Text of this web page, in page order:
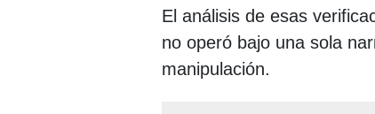
El análisis de esas
no operó bajo una sola
manipulación.